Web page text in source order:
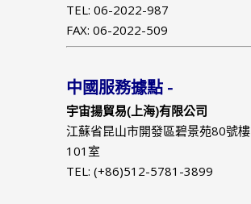
TEL: 06-2022-987
FAX: 06-2022-509
中國服務據點 -
宇宙揚貿易(上海)有限公司
江蘇省昆山市開發區碧景苑80號樓
101室
TEL: (+86)512-5781-3899